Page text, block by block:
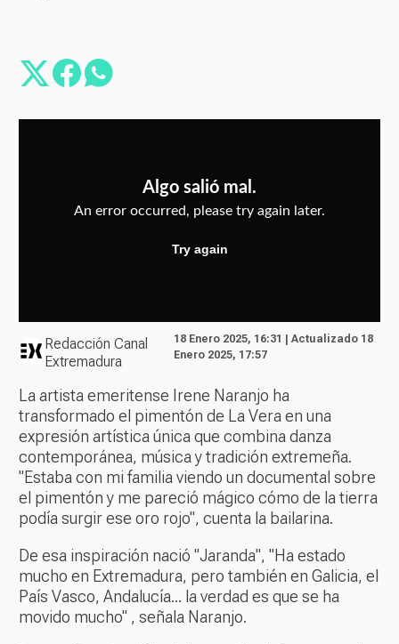
Redacción Canal
Extremadura
18 Enero 2025, 16:31 | Actualizado 18
Enero 2025, 17:57
La artista emeritense Irene Naranjo ha
transformado el pimentón de La Vera en una
expresión artística única que combina danza
contemporánea, música y tradición extremeña.
"Estaba con mi familia viendo un documental sobre
el pimentón y me pareció mágico cómo de la tierra
podía surgir ese oro rojo", cuenta la bailarina.
De esa inspiración nació "Jaranda", "Ha estado
mucho en Extremadura, pero también en Galicia, el
País Vasco, Andalucía... la verdad es que se ha
movido mucho" , señala Naranjo.